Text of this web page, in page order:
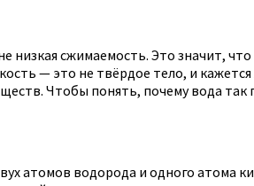
низкая сжимаемость. Это значит,
— это не твёрдое тело, и
Чтобы понять, почему вода так
атомов водорода и одного атома